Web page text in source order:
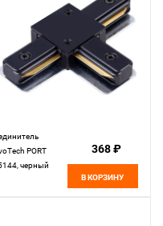
PORT
черный
368 ₽
В КОРЗИНУ